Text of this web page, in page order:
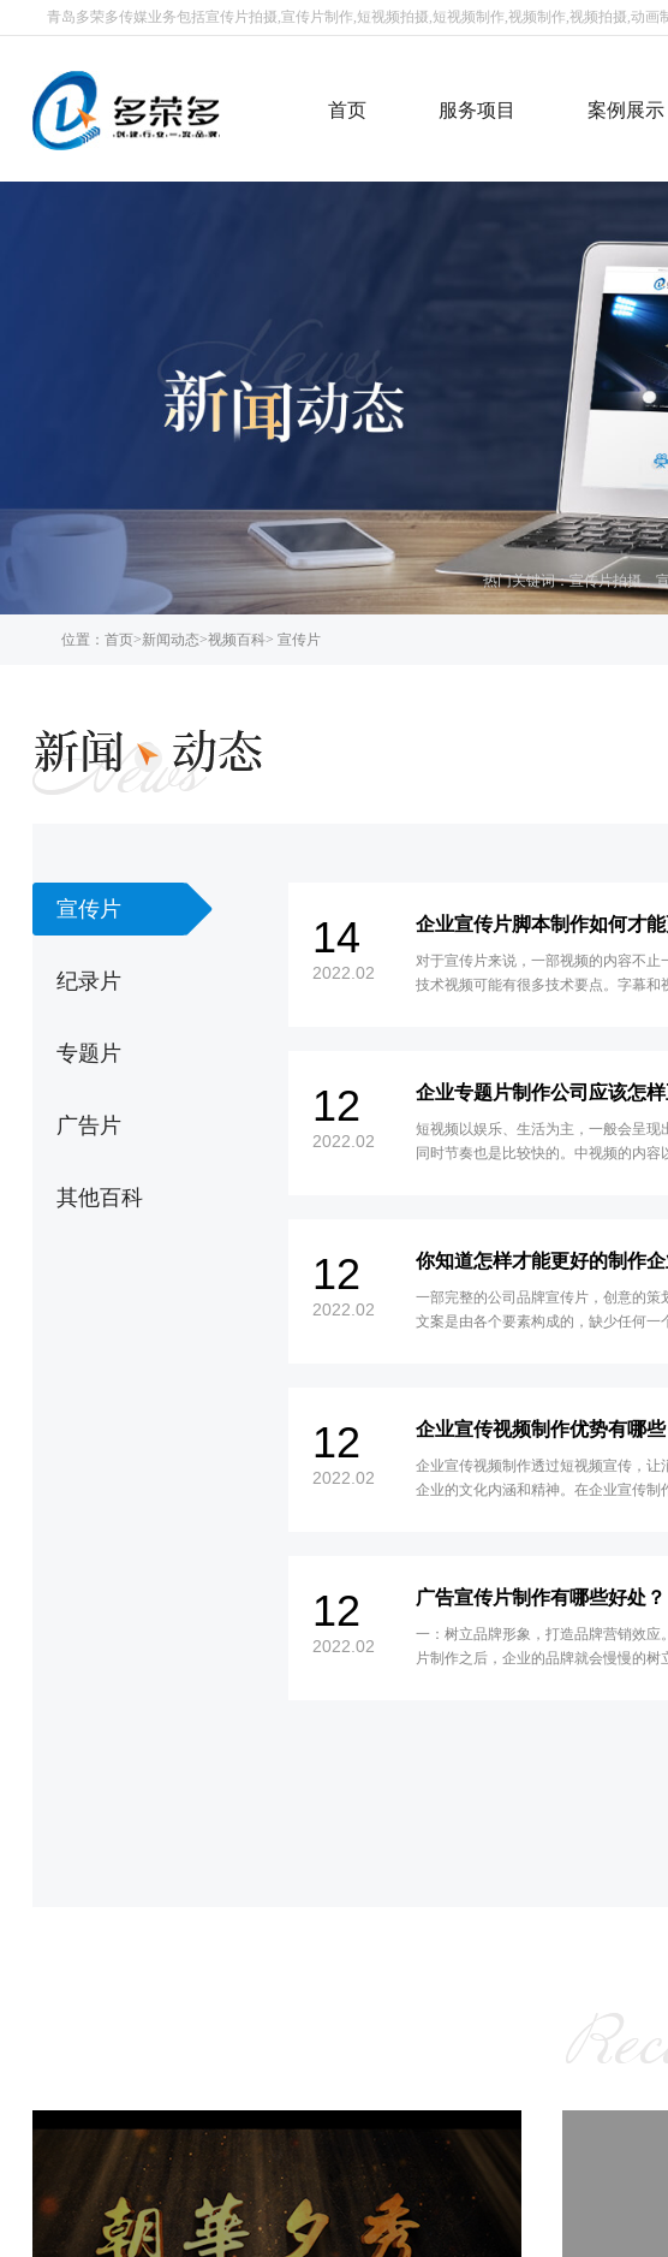
青岛多荣多传媒业务包括宣传片拍摄,宣传片制作,短视频拍摄,短视频制作,视频制作,视频拍摄,动
首页 服务项目 案例展示
热门关键词：宣传片拍摄，
位置： 首页>新闻动态>视频百科> 宣传片
宣传片
纪录片
专题片
广告片
其他百科
14
2022.02
企业宣传片脚本制作如何才
对于宣传片来说，一部视频的内容不止
技术视频可能有很多技术要点。字幕和
12
2022.02
企业专题片制作公司应该怎
短视频以娱乐、生活为主，一般会呈现
同时节奏也是比较快的。中视频的内容
12
2022.02
你知道怎样才能更好的制作
一部完整的公司品牌宣传片，创意的策
文案是由各个要素构成的，缺少任何一
12
2022.02
企业宣传视频制作优势有哪些
企业宣传视频制作透过短视频宣传，让
企业的文化内涵和精神。在企业宣传制
深入人心。将数字技术与动画元素相结
使企业宣传片具有很强的视觉体验
12
2022.02
广告宣传片制作有哪些好处？
一：树立品牌形象，打造品牌营销效应
片制作之后，企业的品牌就会慢慢的树